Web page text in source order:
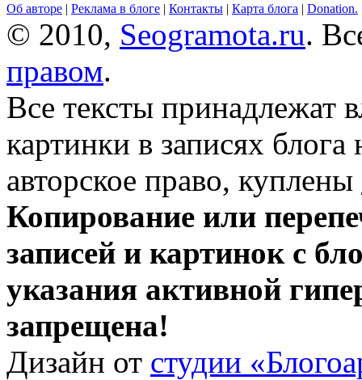
Об авторе | Реклама в блоге | Контакты | Карта блога | Donation.
© 2010, Seogramota.ru.
правом.
Все тексты принадлежат
картинки в записях
авторское право, куплены
Копирование или
записей и картинок с
указания активной
запрещена!
Дизайн от студии